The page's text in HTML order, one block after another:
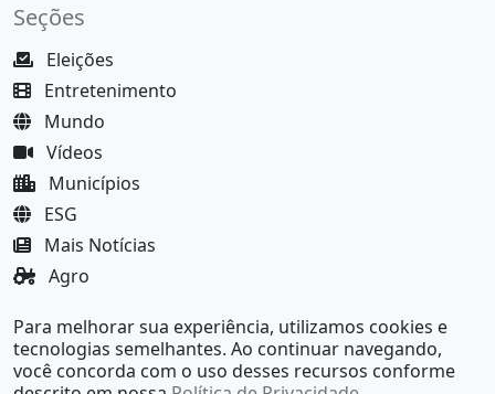
Seções
Eleições
Entretenimento
Mundo
Vídeos
Municípios
ESG
Mais Notícias
Agro
MundoBA Black
Para melhorar sua experiência, utilizamos cookies e
tecnologias semelhantes. Ao continuar navegando,
você concorda com o uso desses recursos conforme